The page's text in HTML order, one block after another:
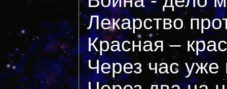
Лекарство
Красная –
Через час уже